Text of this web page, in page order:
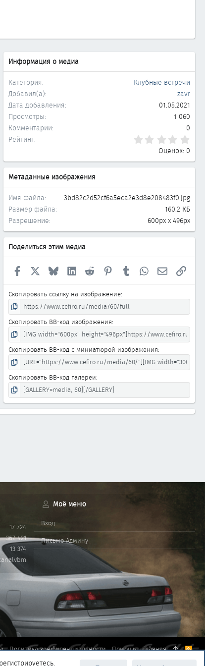
Информация о медиа
Категория
Клубные встречи
Добавил(а)
zavr
Дата добавления
01.05.2021
Просмотры
1 060
Комментарии
0
Рейтинг
Оценок: 0
Метаданные изображения
Имя файла
3bd82c2d52cf6a5eca2e3d8e208483f0.jpg
Размер файла
160.2 КБ
Разрешение
600px x 496px
Поделиться этим медиа
Facebook BlueskyLinkedInReddit PinterestTumblr WhatsApp
Скопировать ссылку на изображение
Скопировать BB-код изображения
Скопировать BB-код с миниатюрой изображения
Скопировать BB-код галереи
17 724
367 421
13 374
Моё меню
Вход
Письмо Админу
Политика конфиденциальности Помощь Главная
R